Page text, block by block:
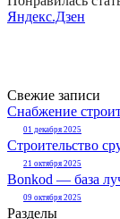
Яндекс.Дзен
Свежие записи
Снабжение
01 декабря 2025
Строительство
21 октября 2025
Bonkod — база
09 октября 2025
Разделы